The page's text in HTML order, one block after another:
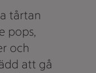
tårtan
pops,
och
att gå